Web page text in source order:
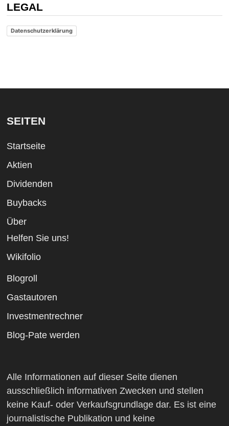
LEGAL
Datenschutzerklärung
SEITEN
Startseite
Aktien
Dividenden
Buybacks
Über
Helfen Sie uns!
Wikifolio
Blogroll
Gastautoren
Investmentrechner
Blog-Pate werden
Alle Informationen auf dieser Seite dienen
ausschließlich informativen Zwecken und stellen
keine Kauf- oder Verkaufsgrundlage dar. Es ist eine
journalistische Publikation und keine